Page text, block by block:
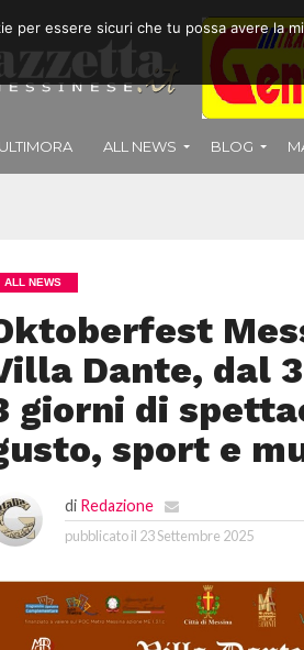
ULTIMORA ALL NEWS BLOG
ALL NEWS
Dante, dal
giorni di
sport e
di Redazione
pubblicato il 23 Settembre 2025
per essere sicuri che tu possa avere la